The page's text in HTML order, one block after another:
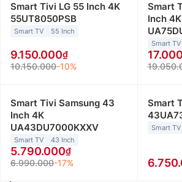
Smart Tivi LG 55 Inch 4K
55UT8050PSB
Smart TV 55 Inch
9.150.000
10.150.000-10%
Smart
Inch 4K
Smart TV
Smart Tivi Samsung 43
Inch 4K
UA43DU7000KXXV
Smart TV 43 Inch
5.790.000
6.990.000-17%
Smart
Smart TV